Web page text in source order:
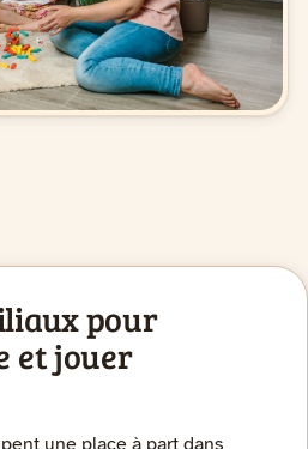
pour
et jouer
une place à part dans